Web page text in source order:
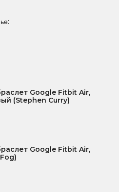
Google Fitbit Air,
(Stephen Curry)
Google Fitbit Air,